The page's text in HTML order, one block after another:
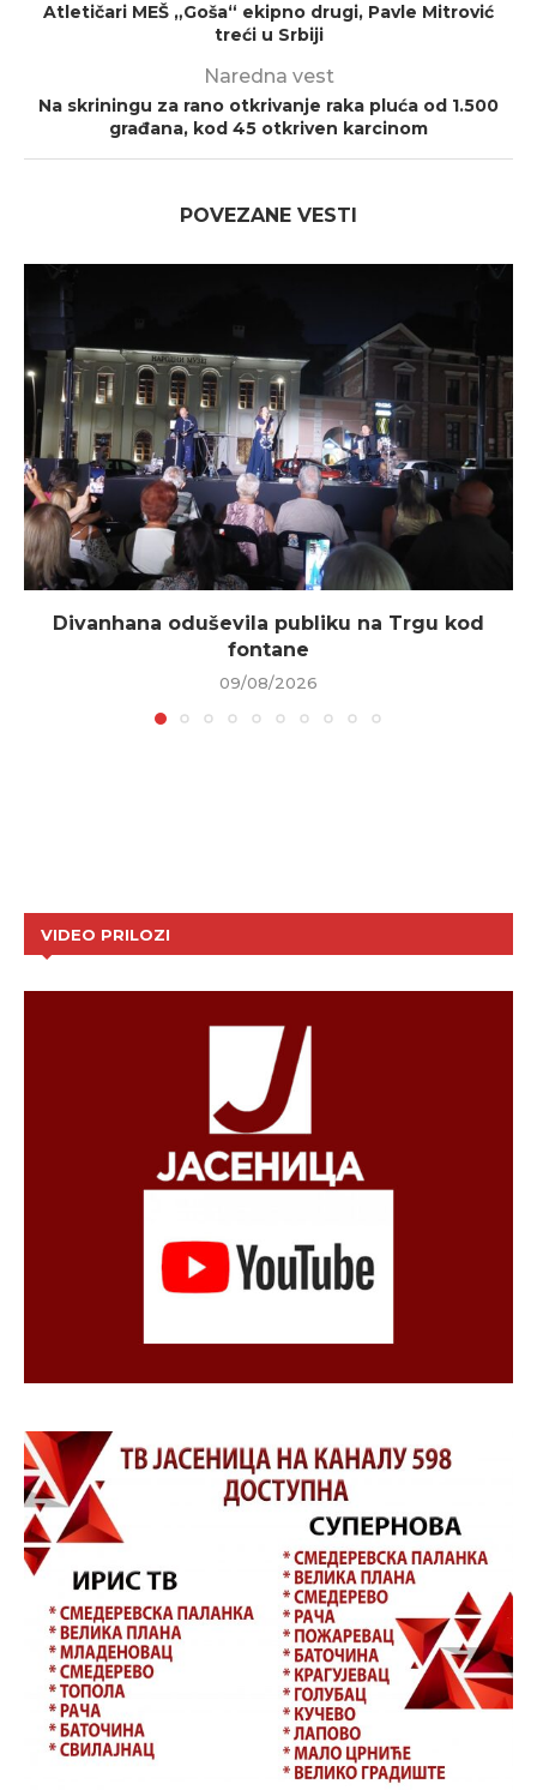
Atletičari MEŠ „Goša“ ekipno drugi, Pavle Mitrović
treći u Srbiji
Naredna vest
Na skriningu za rano otkrivanje raka pluća od 1.500
građana, kod 45 otkriven karcinom
POVEZANE VESTI
Divanhana oduševila publiku na Trgu kod
fontane
09/08/2026
VIDEO PRILOZI